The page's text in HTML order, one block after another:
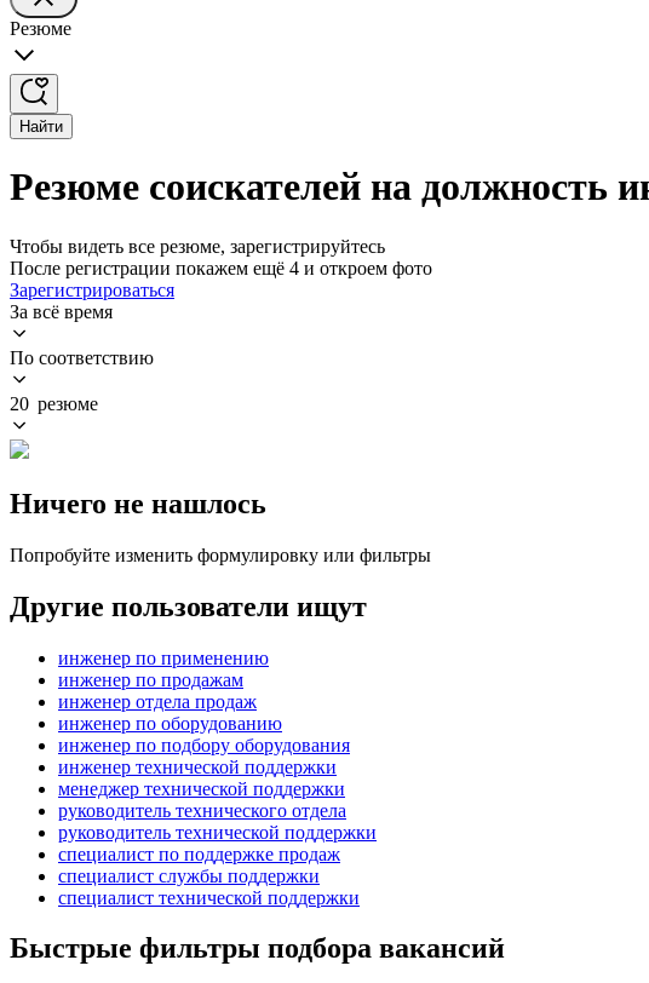
Резюме
Найти
Резюме соискателей на должность
Чтобы видеть все резюме, зарегистрируйтесь
После регистрации покажем ещё 4 и откроем фото
Зарегистрироваться
За всё время
По соответствию
20 резюме
Ничего не нашлось
Попробуйте изменить формулировку или фильтры
Другие пользователи ищут
инженер по применению
инженер по продажам
инженер отдела продаж
инженер по оборудованию
инженер по подбору оборудования
инженер технической поддержки
менеджер технической поддержки
руководитель технического отдела
руководитель технической поддержки
специалист по поддержке продаж
специалист службы поддержки
специалист технической поддержки
Быстрые фильтры подбора вакансий